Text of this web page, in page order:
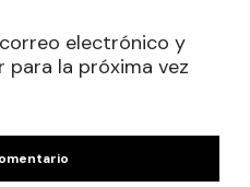
electrónico y
para la próxima vez